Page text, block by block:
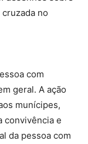
no
com
geral. A ação
munícipes,
convivência e
da pessoa com